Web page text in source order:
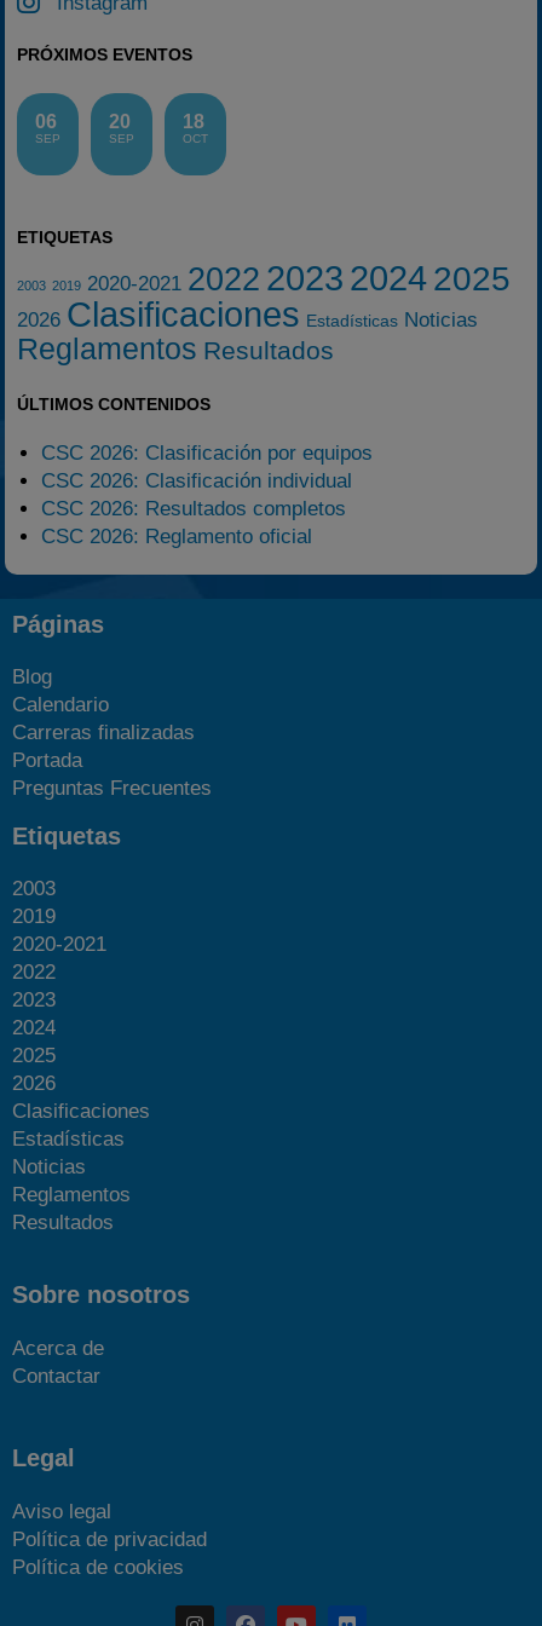
PRÓXIMOS EVENTOS
06
SEP
20
SEP
18
OCT
ETIQUETAS
2003 2019 2020-2021 2022 2023 20242025
2026 Clasificaciones Estadísticas Noticias
Reglamentos Resultados
ÚLTIMOS CONTENIDOS
CSC 2026: Clasificación por equipos
CSC 2026: Clasificación individual
CSC 2026: Resultados completos
CSC 2026: Reglamento oficial
Páginas
Blog
Calendario
Carreras finalizadas
Portada
Preguntas Frecuentes
Etiquetas
2003
2019
2020-2021
2022
2023
2024
2025
2026
Clasificaciones
Estadísticas
Noticias
Reglamentos
Resultados
Sobre nosotros
Acerca de
Contactar
Legal
Aviso legal
Política de privacidad
Política de cookies